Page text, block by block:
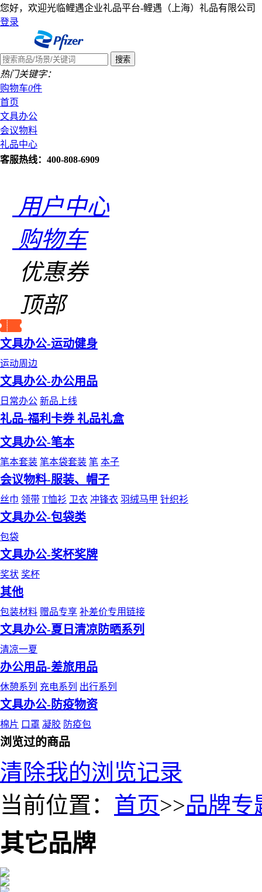
您好，欢迎光临鲤遇企业礼品平台-鲤遇（上海）礼品有限公司
登录
热门关键字：
购物车0件
首页
文具办公
会议物料
礼品中心
客服热线：400-808-6909
用户中心
购物车
优惠券
顶部
文具办公-运动健身
运动周边
文具办公-办公用品
日常办公 新品上线
礼品-福利卡券 礼品礼盒
文具办公-笔本
笔本套装 笔本袋套装 笔 本子
会议物料-服装、帽子
丝巾 领带 T恤衫 卫衣 冲锋衣 羽绒马甲 针织衫
文具办公-包袋类
包袋
文具办公-奖杯奖牌
奖状 奖杯
其他
包装材料 赠品专享 补差价专用链接
文具办公-夏日清凉防晒系列
清凉一夏
办公用品-差旅用品
休憩系列 充电系列 出行系列
文具办公-防疫物资
棉片 口罩 凝胶 防疫包
浏览过的商品
清除我的浏览记录
当前位置： 首页>>品牌专
其它品牌